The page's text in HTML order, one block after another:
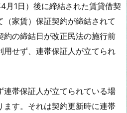
月1日）後に締結された賃貸借契
家賃）保証契約が締結されて
約の締結日が改正民法の施行前
用せず、連帯保証人が立てられ
帯保証人が立てられている場
す。それは契約更新時に連帯